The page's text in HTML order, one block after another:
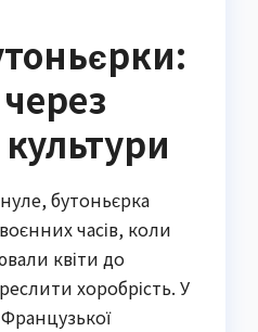
культури
бутоньєрка
часів, коли
квіти до
хоробрість. У
Французької